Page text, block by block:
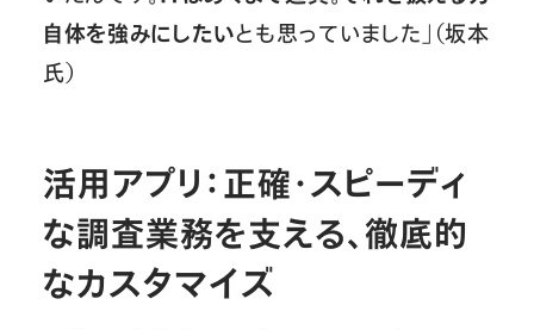
自体を強みにしたいとも思っていました」（坂本
氏）
活用アプリ：正確・スピーディ
な調査業務を支える、徹底的
なカスタマイズ